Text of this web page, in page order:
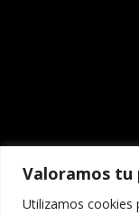
Valoramos tu
Utilizamos cookies